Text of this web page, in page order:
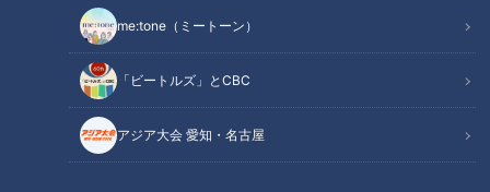
me:tone（ミートーン）
「ビートルズ」とCBC
アジア大会 愛知・名古屋
【三重300キロ】グラビアアイ
ドルが一般道だけで走ってみた
【三重300キロ】グラビアアイ